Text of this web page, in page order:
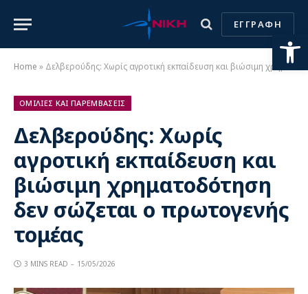
ΕΓΓΡΑΦΗ
Home » Δελβερούδης: Χωρίς αγροτική εκπαίδευση και βιώσιμη χρηματοδότηση δεν σώζεται ο πρωτογενής τομέας
ΟΜΙΛΙΕΣ ΚΑΙ ΠΑΡΕΜΒΑΣΕΙΣ
Δελβερούδης: Χωρίς
αγροτική εκπαίδευση και
βιώσιμη χρηματοδότηση
δεν σώζεται ο πρωτογενής
τομέας
3 MINS READ 15/05/2026